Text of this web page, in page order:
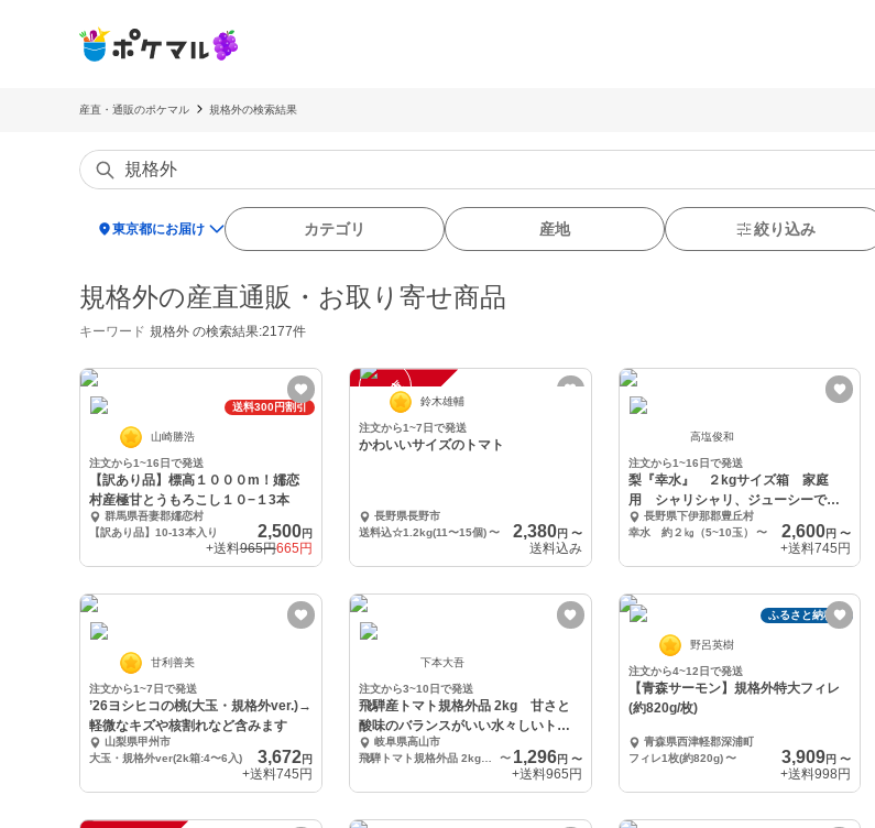
産直・通販のポケマル 規格外の検索結果
location_on東京都にお届け カテゴリ 産地 絞り込み
規格外の産直通販・お取り寄せ商品
キーワード 規格外 の検索結果:2177件
送料300円割引
山崎勝浩
注文から1~16日で発送
【訳あり品】標高１０００m！嬬恋
村産極甘とうもろこし１０−１3本
群馬県吾妻郡嬬恋村
【訳あり品】10-13本入り
2,500円
+送料965円665円
一
時
在
庫
切
れ 鈴木雄輔
注文から1~7日で発送
かわいいサイズのトマト
長野県長野市
送料込☆1.2kg(11〜15個) 〜 2,380円 〜
送料込み
高塩俊和
注文から1~16日で発送
梨『幸水』 ２kgサイズ箱 家庭
用 シャリシャリ、ジューシーで大
人気！！
長野県下伊那郡豊丘村
幸水 約２㎏（5~10玉）
〜 2,600円〜
+送料745円
甘利善美
注文から1~7日で発送
’26ヨシヒコの桃(大玉・規格外ver.)→
軽微なキズや核割れなど含みます
山梨県甲州市
大玉・規格外ver(2k箱:4〜6入)
3,672円
+送料745円
下本大吾
注文から3~10日で発送
飛騨産トマト規格外品 2kg 甘さと
酸味のバランスがいい水々しいトマ
ト 岐阜県高山市
飛騨トマト規格外品 2kg 1箱
〜 1,296円 〜
+送料965円
ふるさと納税可
野呂英樹
注文から4~12日で発送
【青森サーモン】規格外特大フィレ
(約820g/枚)
青森県西津軽郡深浦町
フィレ1枚(約820g) 〜 3,909円〜
+送料998円